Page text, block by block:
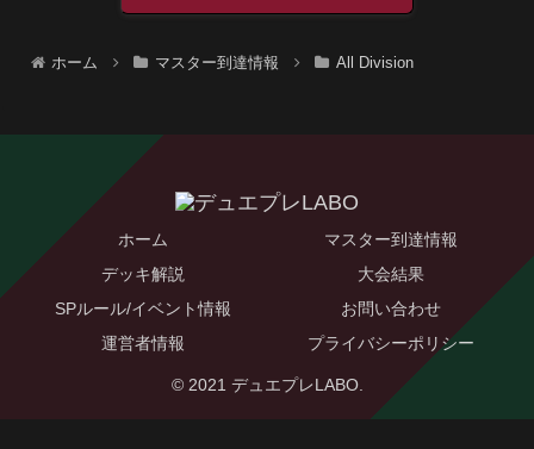
ホーム マスター到達情報 All Division
ホーム
マスター到達情報
デッキ解説
大会結果
SPルール/イベント情報
お問い合わせ
運営者情報
プライバシーポリシー
© 2021 デュエプレLABO.